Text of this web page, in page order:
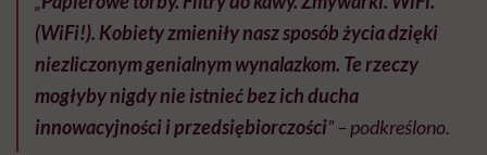
(WiFi!). Kobiety zmieniły nasz sposób życia dzięki
niezliczonym genialnym wynalazkom. Te rzeczy
mogłyby nigdy nie istnieć bez ich ducha
innowacyjności i przedsiębiorczości” – podkreślono.